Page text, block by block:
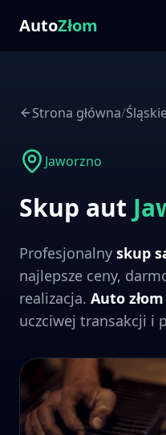
AutoZłom
Strona główna/
Jaworzno
Skup aut
Profesjonalny skup
najlepsze ceny,
realizacja. Auto złom
uczciwej transakcji i